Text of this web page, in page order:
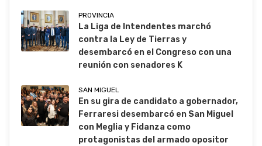
PROVINCIA
La Liga de Intendentes marchó
contra la Ley de Tierras y
desembarcó en el Congreso con una
reunión con senadores K
SAN MIGUEL
En su gira de candidato a gobernador,
Ferraresi desembarcó en San Miguel
con Meglia y Fidanza como
protagonistas del armado opositor